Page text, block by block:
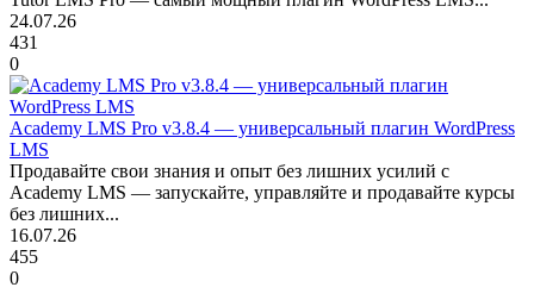
24.07.26
431
0
Academy LMS Pro v3.8.4 — универсальный плагин WordPress
LMS
Продавайте свои знания и опыт без лишних усилий с
Academy LMS — запускайте, управляйте и продавайте курсы
без лишних...
16.07.26
455
0